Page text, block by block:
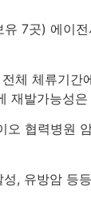
7곳) 에이
체 체류기
재발가능성
협력병
, 유방암